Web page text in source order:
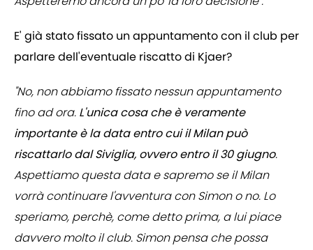
E' già stato fissato un appuntamento con il club per
parlare dell'eventuale riscatto di Kjaer?
"No, non abbiamo fissato nessun appuntamento
fino ad ora. L'unica cosa che è veramente
importante è la data entro cui il Milan può
riscattarlo dal Siviglia, ovvero entro il 30 giugno.
Aspettiamo questa data e sapremo se il Milan
vorrà continuare l'avventura con Simon o no. Lo
speriamo, perchè, come detto prima, a lui piace
davvero molto il club. Simon pensa che possa